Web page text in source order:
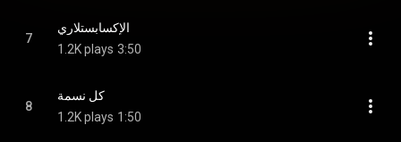
7
الإكسابستلاري
1.2K plays 3:50
8
كل نسمة
1.2K plays 1:50